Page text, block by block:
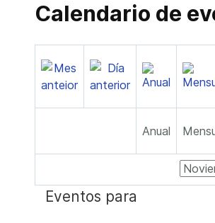
Calendario de
Anual
Eventos para